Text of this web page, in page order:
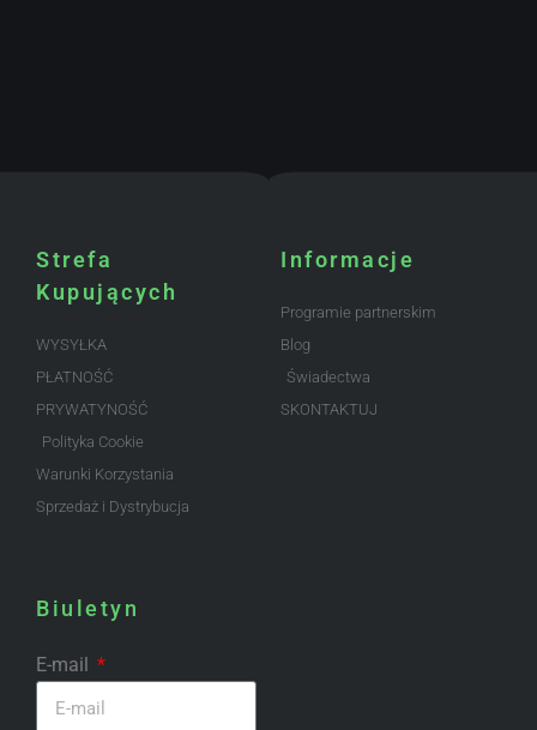
Strefa
Kupujących
WYSYŁKA
PŁATNOŚĆ
PRYWATYNOŚĆ
Polityka Cookie
Warunki Korzystania
Sprzedaż i Dystrybucja
Informacje
Programie partnerskim
Blog
Świadectwa
SKONTAKTUJ
Biuletyn
E-mail